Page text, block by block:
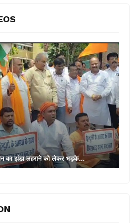
का झंडा लहराने को लेकर भड़के…